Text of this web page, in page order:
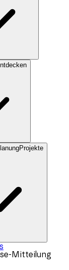
Projekte
Mitteilung